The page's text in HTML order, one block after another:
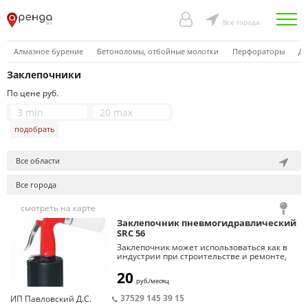
Все города
Алмазное бурение Бетоноломы, отбойные молотки Перфораторы
Заклепочники
По цене руб.
подобрать
Все области
Все города
смотреть на карте
Заклепочник пневмогидравлический
SRC 56
Заклепочник может использоваться как в
индустрии при строительстве и ремонте,
так и для частного пользования. Полная
автоматизация установки заклепок.
В каком угодно положении заклепочника
протягивает оторванный стержень
20 руб./месяц
ИП Павловский Д.С. 37529 145 39 15